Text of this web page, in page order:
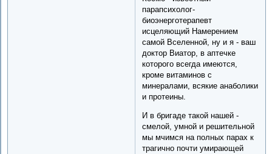
парапсихолог-
биоэнерготерапевт
исцеляющий Намерением
самой Вселенной, ну и я - ваш
доктор Виатор, в аптечке
которого всегда имеются,
кроме витаминов с
минералами, всякие анаболики
и протеины.
И в бригаде такой нашей -
смелой, умной и решительной
мы мчимся на полных парах к
трагично почти умирающей